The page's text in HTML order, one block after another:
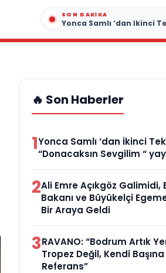
SON DAKIKA
🔥 Son Haberler
1Yonca Samlı ‘dan İkinci
“Donacaksın Sevgilim “
2Ali Emre Açıkgöz Galimidi,
Bakanı ve Büyükelçi
Bir Araya Geldi
3RAVANO: “Bodrum Artık
Tropez Değil, Kendi Başına
Referans”